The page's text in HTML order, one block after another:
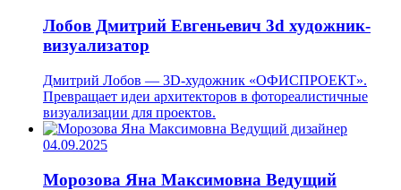
Лобов Дмитрий Евгеньевич 3d художник-
визуализатор
Дмитрий Лобов — 3D-художник «ОФИСПРОЕКТ».
Превращает идеи архитекторов в фотореалистичные
визуализации для проектов.
04.09.2025
Морозова Яна Максимовна Ведущий